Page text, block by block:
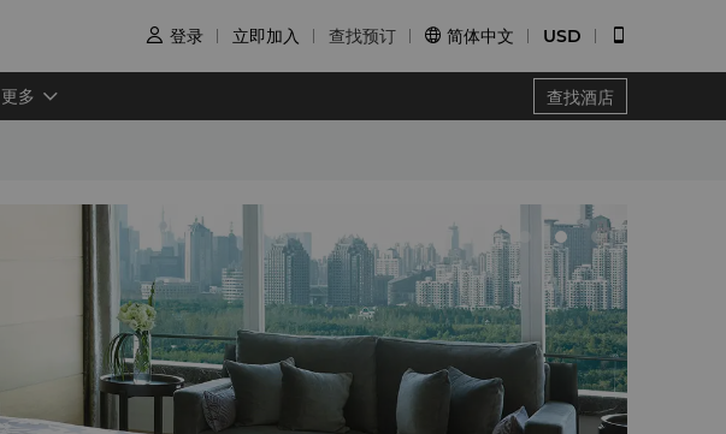
 登录 立即加入 查找预订  简体中文 USD
更多 查找酒店